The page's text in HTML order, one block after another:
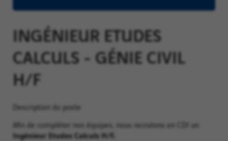
INGÉNIEUR ETUDES
CALCULS - GÉNIE CIVIL
H/F
Description du poste
Afin de compléter nos équipes, nous recrutons en CDI un
Ingénieur Etudes Calculs H/F.